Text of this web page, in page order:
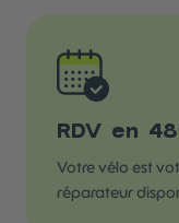
RDV en
Votre vélo est
réparateur